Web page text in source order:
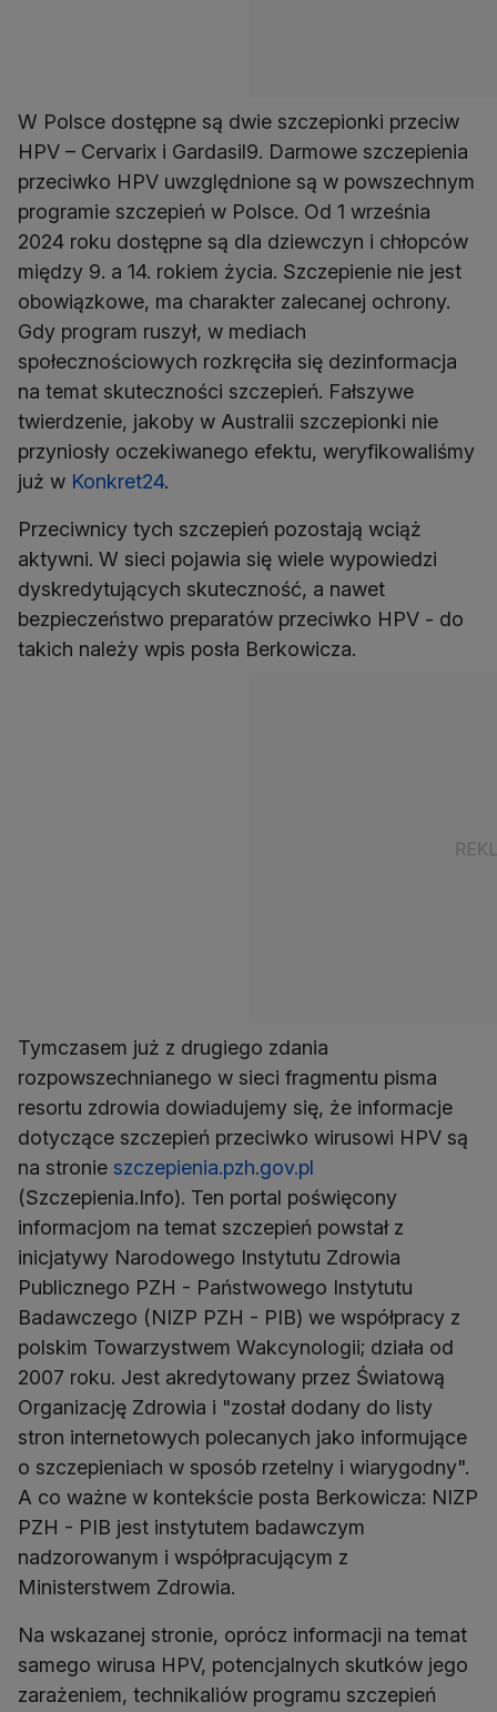
W Polsce dostępne są dwie szczepionki przeciw
HPV – Cervarix i Gardasil9. Darmowe szczepienia
przeciwko HPV uwzględnione są w powszechnym
programie szczepień w Polsce. Od 1 września
2024 roku dostępne są dla dziewczyn i chłopców
między 9. a 14. rokiem życia. Szczepienie nie jest
obowiązkowe, ma charakter zalecanej ochrony.
Gdy program ruszył, w mediach
społecznościowych rozkręciła się dezinformacja
na temat skuteczności szczepień. Fałszywe
twierdzenie, jakoby w Australii szczepionki nie
przyniosły oczekiwanego efektu, weryfikowaliśmy
już w Konkret24.
Przeciwnicy tych szczepień pozostają wciąż
aktywni. W sieci pojawia się wiele wypowiedzi
dyskredytujących skuteczność, a nawet
bezpieczeństwo preparatów przeciwko HPV - do
takich należy wpis posła Berkowicza.
Tymczasem już z drugiego zdania
rozpowszechnianego w sieci fragmentu pisma
resortu zdrowia dowiadujemy się, że informacje
dotyczące szczepień przeciwko wirusowi HPV są
na stronie szczepienia.pzh.gov.pl
(Szczepienia.Info). Ten portal poświęcony
informacjom na temat szczepień powstał z
inicjatywy Narodowego Instytutu Zdrowia
Publicznego PZH - Państwowego Instytutu
Badawczego (NIZP PZH - PIB) we współpracy z
polskim Towarzystwem Wakcynologii; działa od
2007 roku. Jest akredytowany przez Światową
Organizację Zdrowia i "został dodany do listy
stron internetowych polecanych jako informujące
o szczepieniach w sposób rzetelny i wiarygodny".
A co ważne w kontekście posta Berkowicza: NIZP
PZH - PIB jest instytutem badawczym
nadzorowanym i współpracującym z
Ministerstwem Zdrowia.
Na wskazanej stronie, oprócz informacji na temat
samego wirusa HPV, potencjalnych skutków jego
zarażeniem, technikaliów programu szczepień